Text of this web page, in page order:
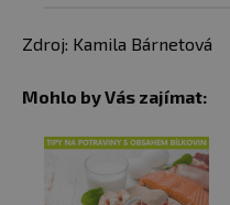
Zdroj: Kamila Bárnetová
Mohlo by Vás zajímat: